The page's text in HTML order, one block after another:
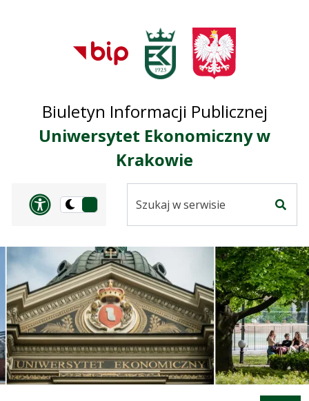
Przejdź do
głównego menu
Przejdź do treści
Przejdź do mapy
serwisu
Biuletyn Informacji Publicznej
Uniwersytet Ekonomiczny w
Krakowie
Panel dostosowania
Przełącz
ciemną
serwisie